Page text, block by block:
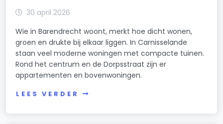
30 april 2026
Wie in Barendrecht woont, merkt hoe dicht wonen,
groen en drukte bij elkaar liggen. In Carnisselande
staan veel moderne woningen met compacte tuinen.
Rond het centrum en de Dorpsstraat zijn er
appartementen en bovenwoningen.
LEES VERDER